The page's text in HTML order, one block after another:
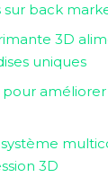
sur back
3D
uniques
améliorer
3D